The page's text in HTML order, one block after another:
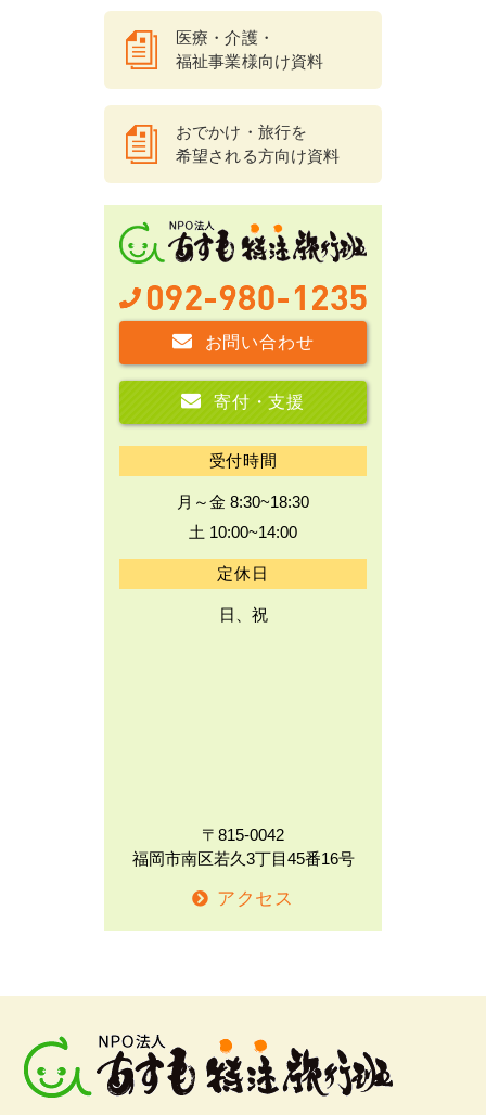
医療・介護・
福祉事業様向け資料
おでかけ・旅行を
希望される方向け資料
お問い合わせ
寄付・支援
受付時間
月～金 8:30~18:30
土 10:00~14:00
定休日
日、祝
〒815-0042
福岡市南区若久3丁目45番16号
アクセス